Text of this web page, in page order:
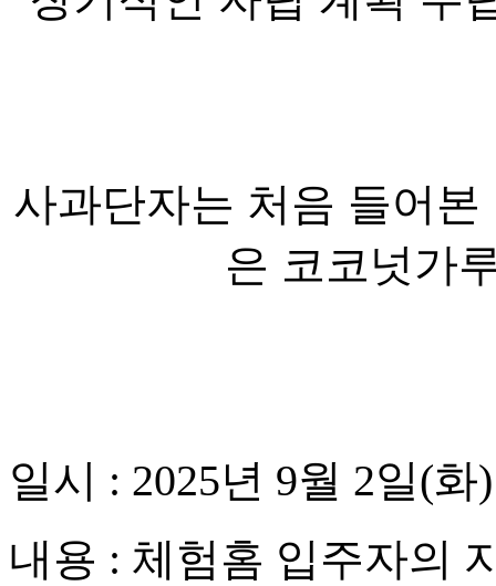
사과단자는 처음 들어
은 코코넛가
일시 : 2025년 9월 2일(화)
내용 : 체험홈 입주자의